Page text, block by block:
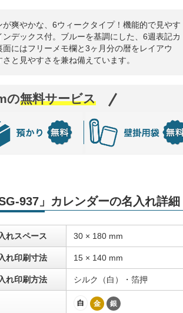
が爽やかな、6ウィークタイプ！機能的で見やす
ンデックス付。ブルーを基調にした、6週表記カ
面にはフリーメモ欄と3ヶ月分の暦をレイアウ
さと見やすさを兼ね備えています。
の無料サービス
SG-937」カレンダーの名入れ詳細
れスペース 30 × 180 mm
れ印刷寸法 15 × 140 mm
れ印刷方法 シルク（白）・箔押
白 金
銀